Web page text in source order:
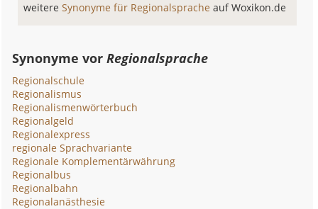
weitereSynonyme für Regionalspracheauf Woxikon.de
Synonyme vorRegionalsprache
Regionalschule
Regionalismus
Regionalismenwörterbuch
Regionalgeld
Regionalexpress
regionale Sprachvariante
Regionale Komplementärwährung
Regionalbus
Regionalbahn
Regionalanästhesie